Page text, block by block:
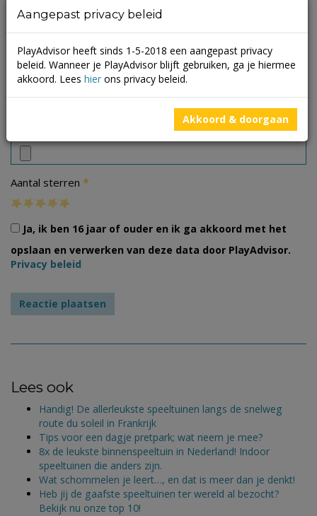
Aantal sterren *
Ja, ik ben 16 jaar of ouder en ik ga akkoord met het
opslaan en verwerken van deze data door PlayAdvisor.
Privacy beleid
Lees ook
Handig! De allerleukste speeltuinen langs de snelweg
route du soleil in Frankrijk
Tips voor een dagje pretpark; wat neem je mee?
8x de leukste binnenspeeltuin in Nederland! Indoor
speeltuinen die anders zijn.
Wat schommelen je leert…, en dat is meer dan je denkt!
Heb jij de gaafste speeltuinen ter wereld al bezocht?
Bekijk nu onze top 10!
Aangepast privacy beleid
PlayAdvisor heeft sinds 1-5-2018 een aangepast privacy
beleid. Wanneer je PlayAdvisor blijft gebruiken, ga je hiermee
akkoord. Lees hier ons privacy beleid.
Akkoord & doorgaan